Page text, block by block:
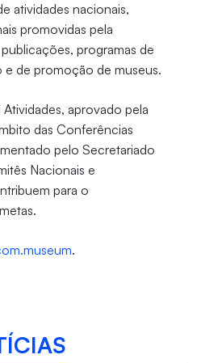
atividades nacionais,
promovidas pela
programas de
de promoção de museus.
aprovado pela
das Conferências
pelo Secretariado
Nacionais e
para o
.